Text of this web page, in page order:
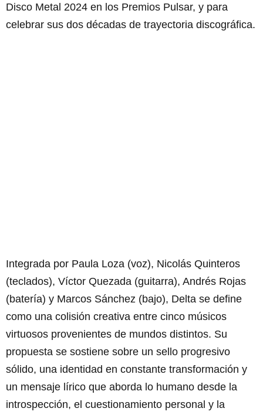
Disco Metal 2024 en los Premios Pulsar, y para
celebrar sus dos décadas de trayectoria discográfica.
Integrada por Paula Loza (voz), Nicolás Quinteros
(teclados), Víctor Quezada (guitarra), Andrés Rojas
(batería) y Marcos Sánchez (bajo), Delta se define
como una colisión creativa entre cinco músicos
virtuosos provenientes de mundos distintos. Su
propuesta se sostiene sobre un sello progresivo
sólido, una identidad en constante transformación y
un mensaje lírico que aborda lo humano desde la
introspección, el cuestionamiento personal y la